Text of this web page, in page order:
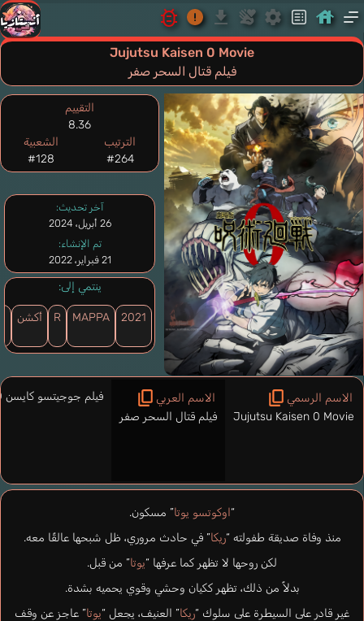
Jujutsu Kaisen 0 Movie
فيلم قتال السحر صفر
آخر تحديث:
26 أبريل، 2024
تم الإنشاء:
21 فبراير، 2022
ينتمي إلى:
2021
MAPPA
R أكشن
“اوكوتسو يوتا” مسكون.
منذ وفاة صديقة طفولته “ريكا” في حادث مروري، ظل شبحها عالقًا معه.
لكن روحها لا تظهر كما عرفها “يوتا” من قبل.
بدلاً من ذلك، تظهر ككيان وحشي وقوي يحميه بشدة.
غير قادر على السيطرة على سلوك “ريكا” العنيف، يجعل “يوتا” عاجز عن وقف
الاسم الرسمي
Jujutsu Kaisen 0 Movie
الاسم العربي
فيلم قتال السحر صفر
فيلم جوجيتسو كايسن 0
التقييم
8.36
الترتيب
#264
الشعبية
#128